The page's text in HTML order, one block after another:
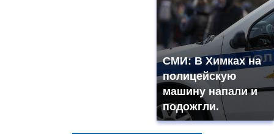
СМИ: В Химках на
полицейскую
машину напали и
подожгли.